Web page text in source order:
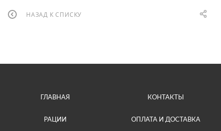
НАЗАД К СПИСКУ
ГЛАВНАЯ
РАЦИИ
КОНТАКТЫ
ОПЛАТА И ДОСТАВКА